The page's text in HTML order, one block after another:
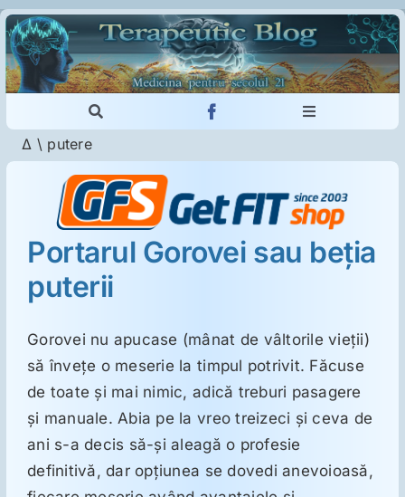
Skip
to
content
Toggle
Navigation
Cautare...
Toggle
Imunologie
Dermatologie
Psihiatrie
Neurologie
Intoleranţa la gluten
Δ \ putere
Portarul Gorovei sau beţia
puterii
Gorovei nu apucase (mânat de vâltorile vieţii)
să înveţe o meserie la timpul potrivit. Făcuse
de toate şi mai nimic, adică treburi pasagere
şi manuale. Abia pe la vreo treizeci şi ceva de
ani s-a decis să-şi aleagă o profesie
definitivă, dar opţiunea se dovedi anevoioasă,